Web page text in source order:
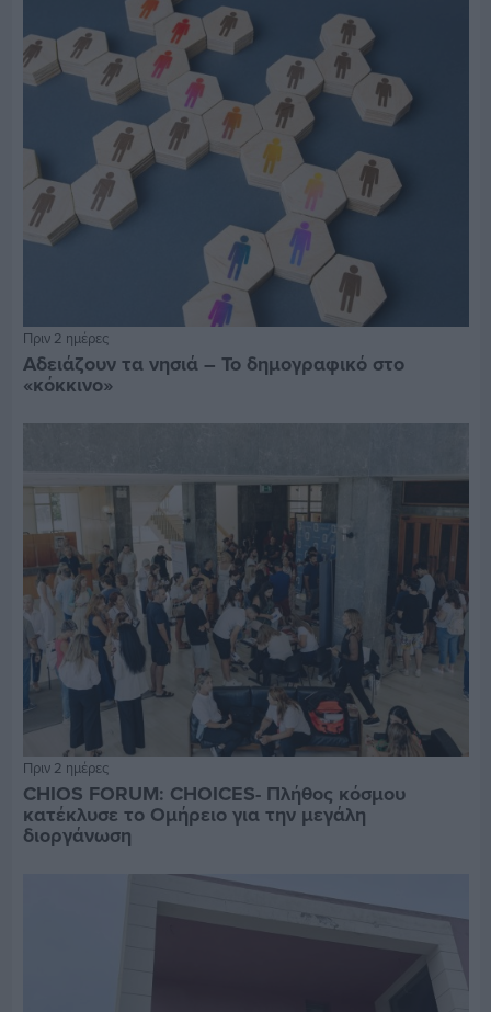
Πριν 2 ημέρες
Αδειάζουν τα νησιά – Το δημογραφικό στο
«κόκκινο»
Πριν 2 ημέρες
CHIOS FORUM: CHOICES- Πλήθος κόσμου
κατέκλυσε το Ομήρειο για την μεγάλη
διοργάνωση